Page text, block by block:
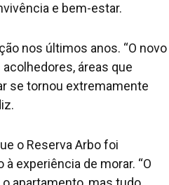
e bem-estar.
nos últimos anos. “O novo
áreas que
se tornou extremamente
o Reserva Arbo foi
experiência de morar. “O